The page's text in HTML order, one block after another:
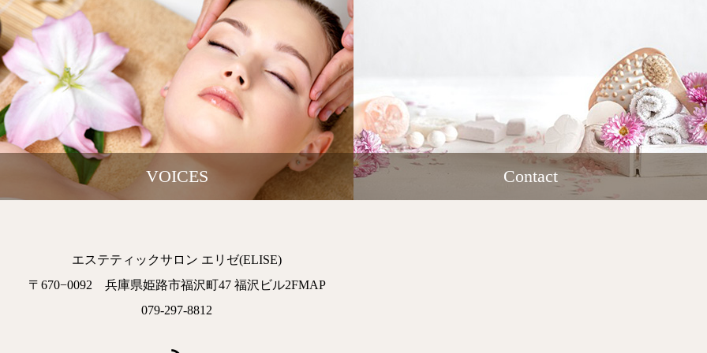
VOICES Contact
エステティックサロン エリゼ(ELISE)
〒670−0092 兵庫県姫路市福沢町47 福沢ビル2FMAP
079-297-8812